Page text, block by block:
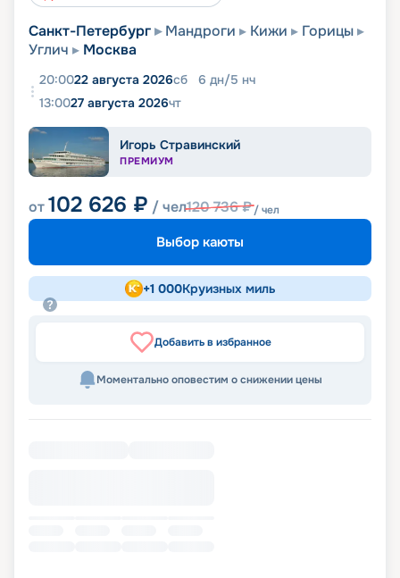
Санкт-Петербург Мандроги Кижи
Горицы
Углич
Москва
20:0022 августа 2026сб 6 дн/5 нч
13:0027 августа 2026чт
Игорь Стравинский
ПРЕМИУМ
от102 626 ₽ / чел120 736₽/ чел
Выбор каюты
+1 000Круизных миль
Добавить в избранное
Моментально оповестим о снижении цены